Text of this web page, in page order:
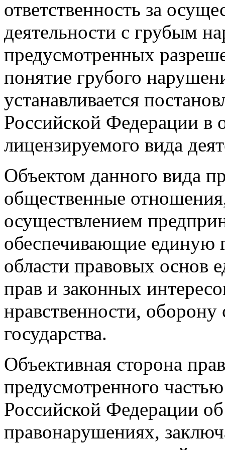
ответственность за
деятельности с грубым
предусмотренных
понятие грубого
устанавливается
Российской Федерации в
лицензируемого вида
Объектом данного вида
общественные
осуществлением
обеспечивающие единую
области правовых основ
прав и законных
нравственности, оборону
государства.
Объективная сторона
предусмотренного
Российской Федерации
правонарушениях,